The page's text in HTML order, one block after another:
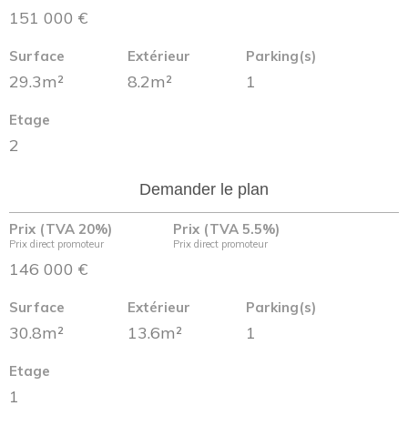
151 000 €
Surface
29.3m²
Extérieur
8.2m²
Parking(s)
1
Etage
2
Demander le plan
Prix (TVA 20%)
Prix direct promoteur
146 000 €
Prix (TVA 5.5%)
Prix direct promoteur
Surface
30.8m²
Extérieur
13.6m²
Parking(s)
1
Etage
1